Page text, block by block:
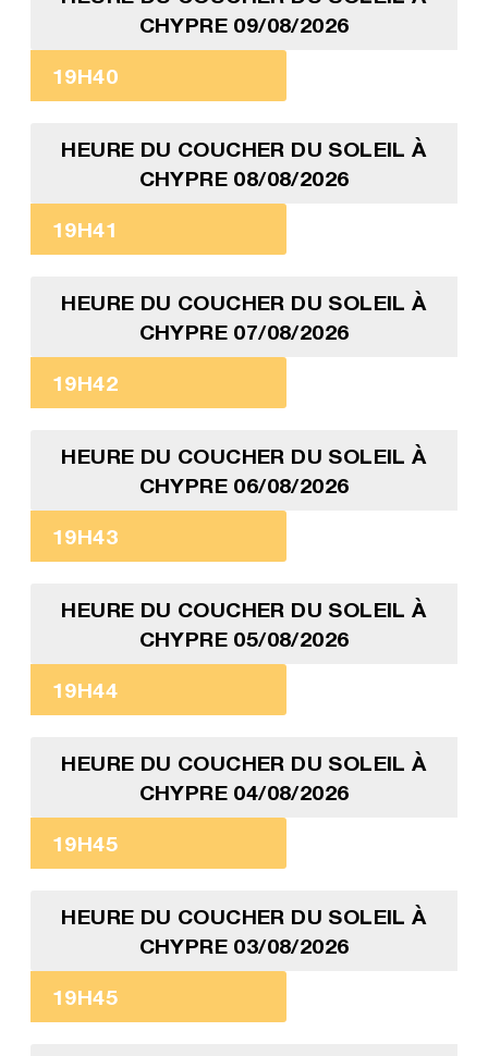
CHYPRE 09/08/2026
19H40
HEURE DU COUCHER DU SOLEIL À
CHYPRE 08/08/2026
19H41
HEURE DU COUCHER DU SOLEIL À
CHYPRE 07/08/2026
19H42
HEURE DU COUCHER DU SOLEIL À
CHYPRE 06/08/2026
19H43
HEURE DU COUCHER DU SOLEIL À
CHYPRE 05/08/2026
19H44
HEURE DU COUCHER DU SOLEIL À
CHYPRE 04/08/2026
19H45
HEURE DU COUCHER DU SOLEIL À
CHYPRE 03/08/2026
19H45